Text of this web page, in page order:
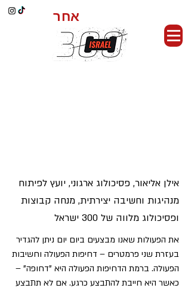
אחר
אילן אליאור, פסיכולוג ארגוני, יועץ לפיתוח
מנהיגות וחשיבה יצירתית, מנחה קבוצות
ופסיכולוג מלווה של 300 ישראל
את הפעולות שאנו מבצעים ביום יום ניתן להגדיר
בעזרת שני פרמטרים – דחיפות הפעולה וחשיבות
הפעולה. ברמת הדחיפות הפעולה היא "דחופה" –
כאשר היא חייבת להתבצע כרגע. אם לא תתבצע